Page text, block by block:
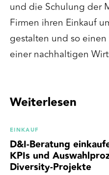
und die Schulung der
Firmen ihren Einkauf
gestalten und so
einer nachhaltigen
Weiterlesen
EINKAUF
D&I-Beratung
KPIs und
Diversity-Projekte